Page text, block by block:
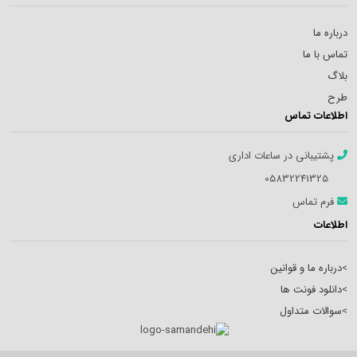
درباره ما
تماس با ما
بلاگ
طرح
اطلاعات تماس
پشتیبانی در ساعات اداری
05832241325
فرم تماس
اطلاعات
>درباره ما و قوانین
>دانلود فونت ها
>سوالات متداول